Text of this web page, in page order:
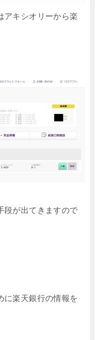
アキシオリーから楽
段が出てきますので
に楽天銀行の情報を